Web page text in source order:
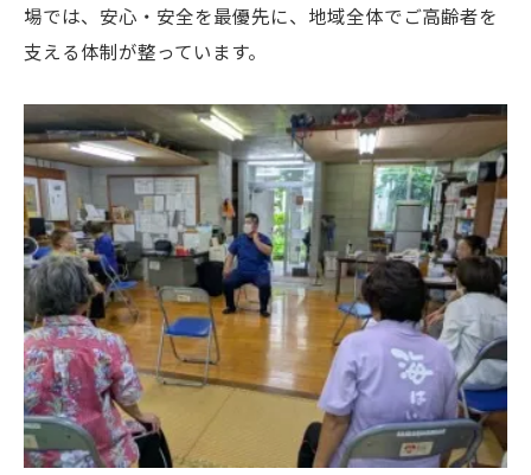
場では、安心・安全を最優先に、地域全体でご高齢者を
支える体制が整っています。